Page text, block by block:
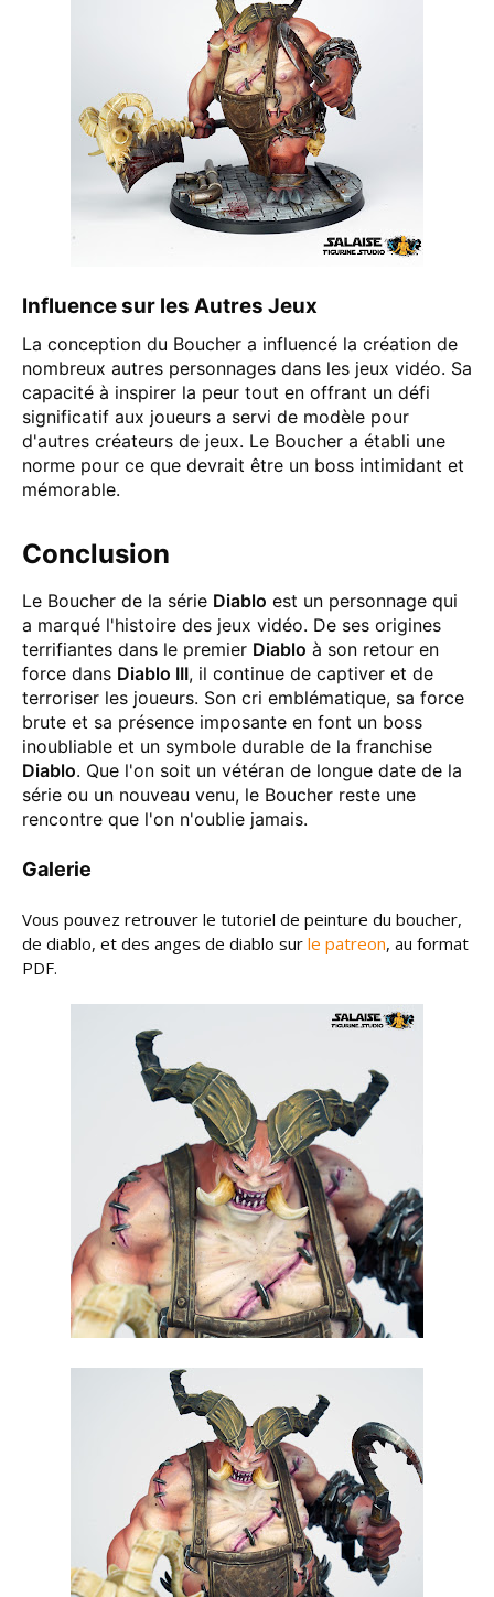
Influence sur les Autres Jeux
La conception du Boucher a influencé la création de
nombreux autres personnages dans les jeux vidéo. Sa
capacité à inspirer la peur tout en offrant un défi
significatif aux joueurs a servi de modèle pour
d'autres créateurs de jeux. Le Boucher a établi une
norme pour ce que devrait être un boss intimidant et
mémorable.
Conclusion
Le Boucher de la série Diablo est un personnage qui
a marqué l'histoire des jeux vidéo. De ses origines
terrifiantes dans le premier Diablo à son retour en
force dans Diablo III, il continue de captiver et de
terroriser les joueurs. Son cri emblématique, sa force
brute et sa présence imposante en font un boss
inoubliable et un symbole durable de la franchise
Diablo. Que l'on soit un vétéran de longue date de la
série ou un nouveau venu, le Boucher reste une
rencontre que l'on n'oublie jamais.
Galerie
Vous pouvez retrouver le tutoriel de peinture du boucher,
de diablo, et des anges de diablo sur le patreon, au format
PDF.